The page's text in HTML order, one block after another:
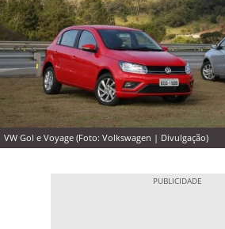
VW Gol e Voyage (Foto: Volkswagen | Divulgação)